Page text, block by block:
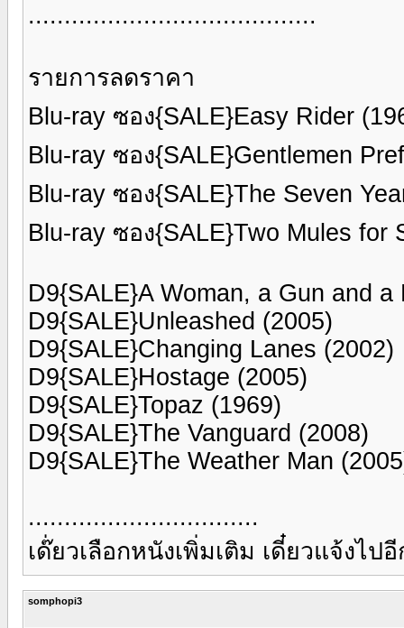
........................................
รายการลดราคา
Blu-ray ซอง{SALE}Easy Rider
Blu-ray ซอง{SALE}Gentlemen
Blu-ray ซอง{SALE}The Seven
Blu-ray ซอง{SALE}Two Mules for
D9{SALE}A Woman, a Gun and
D9{SALE}Unleashed (2005)
D9{SALE}Changing Lanes (2002)
D9{SALE}Hostage (2005)
D9{SALE}Topaz (1969)
D9{SALE}The Vanguard (2008)
D9{SALE}The Weather Man
................................
เด๊่ยวเลือกหนังเพิ่มเติม เดี๋ยวแจ้งไ
somphopi3